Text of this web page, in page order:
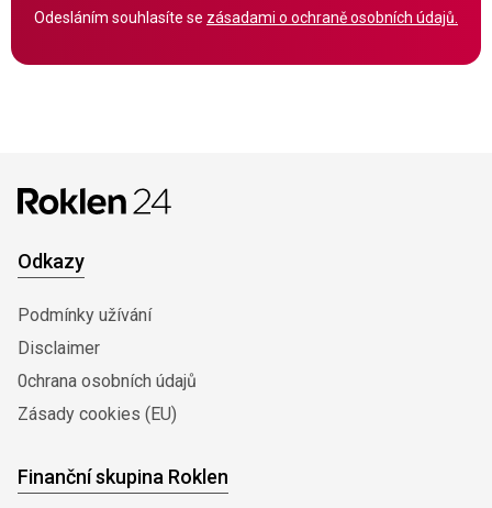
Odesláním souhlasíte se zásadami o ochraně osobních údajů.
Odkazy
Podmínky užívání
Disclaimer
0chrana osobních údajů
Zásady cookies (EU)
Finanční skupina Roklen